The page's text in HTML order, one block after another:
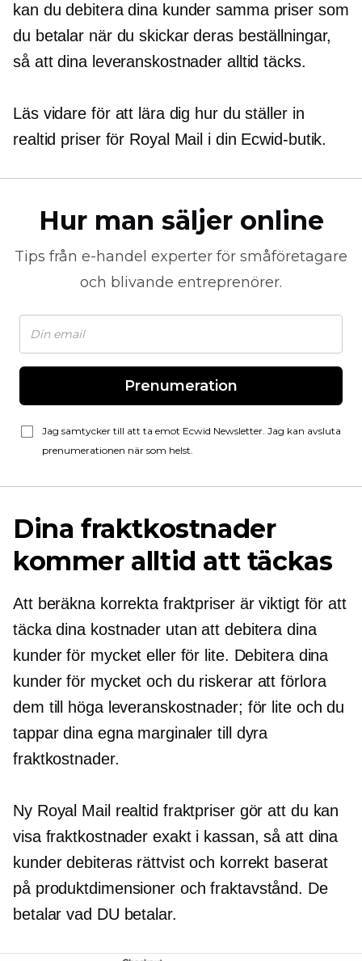
kan du debitera dina kunder samma priser som
du betalar när du skickar deras beställningar,
så att dina leveranskostnader alltid täcks.
Läs vidare för att lära dig hur du ställer in
realtid priser för Royal Mail i din Ecwid-butik.
Hur man säljer online
Tips från e-handel experter för småföretagare
och blivande entreprenörer.
Prenumeration
Jag samtycker till att ta emot Ecwid Newsletter. Jag kan avsluta
prenumerationen när som helst.
Dina fraktkostnader
kommer alltid att täckas
Att beräkna korrekta fraktpriser är viktigt för att
täcka dina kostnader utan att debitera dina
kunder för mycket eller för lite. Debitera dina
kunder för mycket och du riskerar att förlora
dem till höga leveranskostnader; för lite och du
tappar dina egna marginaler till dyra
fraktkostnader.
Ny Royal Mail realtid fraktpriser gör att du kan
visa fraktkostnader exakt i kassan, så att dina
kunder debiteras rättvist och korrekt baserat
på produktdimensioner och fraktavstånd. De
betalar vad DU betalar.